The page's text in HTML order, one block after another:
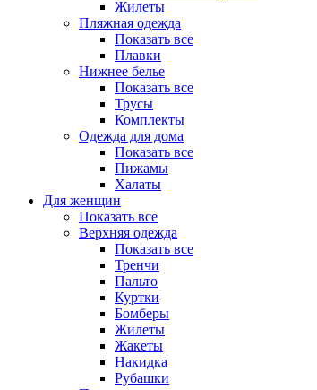
Жилеты
Пляжная одежда
Показать все
Плавки
Нижнее белье
Показать все
Трусы
Комплекты
Одежда для дома
Показать все
Пижамы
Халаты
Для женщин
Показать все
Верхняя одежда
Показать все
Тренчи
Пальто
Куртки
Бомберы
Жилеты
Жакеты
Накидка
Рубашки